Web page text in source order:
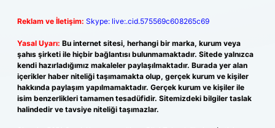
Reklam ve İletişim: Skype: live:.cid.575569c608265c69
Yasal Uyarı: Bu internet sitesi, herhangi bir marka, kurum veya
şahıs şirketi ile hiçbir bağlantısı bulunmamaktadır. Sitede yalnızca
kendi hazırladığımız makaleler paylaşılmaktadır. Burada yer alan
içerikler haber niteliği taşımamakta olup, gerçek kurum ve kişiler
hakkında paylaşım yapılmamaktadır. Gerçek kurum ve kişiler ile
isim benzerlikleri tamamen tesadüfidir. Sitemizdeki bilgiler taslak
halindedir ve tavsiye niteliği taşımazlar.